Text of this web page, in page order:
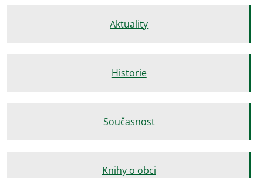
Aktuality
Historie
Současnost
Knihy o obci